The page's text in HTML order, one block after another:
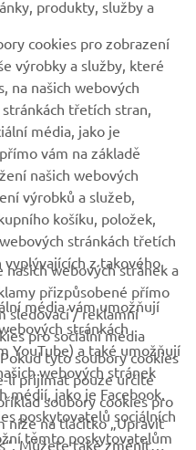
nabídkách,
mnoho dalšího
ODBĚRU
údajů a zjistěte, jak
ochrany osobních údajů
produkty, služby a
cookies pro zobrazení
výrobky a služby, které
na našich webových
třetích stran,
média, jako je
vám na základě
našich webových
výrobků a služeb,
košíku, položek,
stránkách třetích
vyplývajících z takového
média vám umožňují
stránkách
YouTube) a také umožňují
webových stránek
médií, jako je Facebook.
poskytovatelů sociálních
těmto poskytovatelům
webových stránek a
přizpůsobené přímo
sledovací / reklamní
pro sociální média
tyto soubory cookies
li přijímat pouze určité
soubory cookies pro
níže na tlačítko „Upravit
Můžete také změnit